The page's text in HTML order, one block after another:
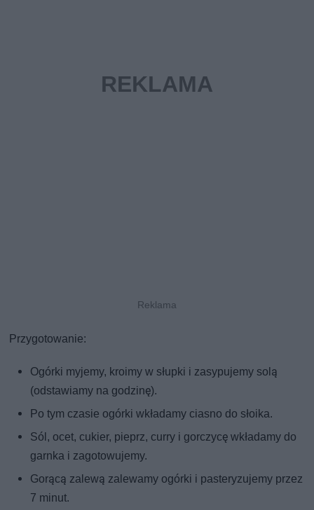
Przygotowanie:
Ogórki myjemy, kroimy w słupki i zasypujemy solą
(odstawiamy na godzinę).
Po tym czasie ogórki wkładamy ciasno do słoika.
Sól, ocet, cukier, pieprz, curry i gorczycę wkładamy do
garnka i zagotowujemy.
Gorącą zalewą zalewamy ogórki i pasteryzujemy przez
7 minut.